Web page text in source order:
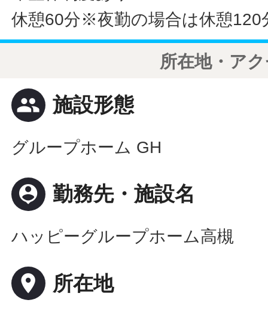
休憩60分※夜勤の場合は休憩120
所在地・ア
people 施設形態
グループホーム GH
person_pin 勤務先・施設名
ハッピーグループホーム高槻
place 所在地